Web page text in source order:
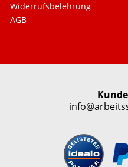
Widerrufsbelehrung
AGB